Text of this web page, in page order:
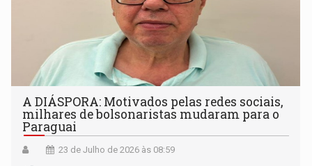
A DIÁSPORA: Motivados pelas redes sociais,
milhares de bolsonaristas mudaram para o
Paraguai
23 de Julho de 2026 às 08:59